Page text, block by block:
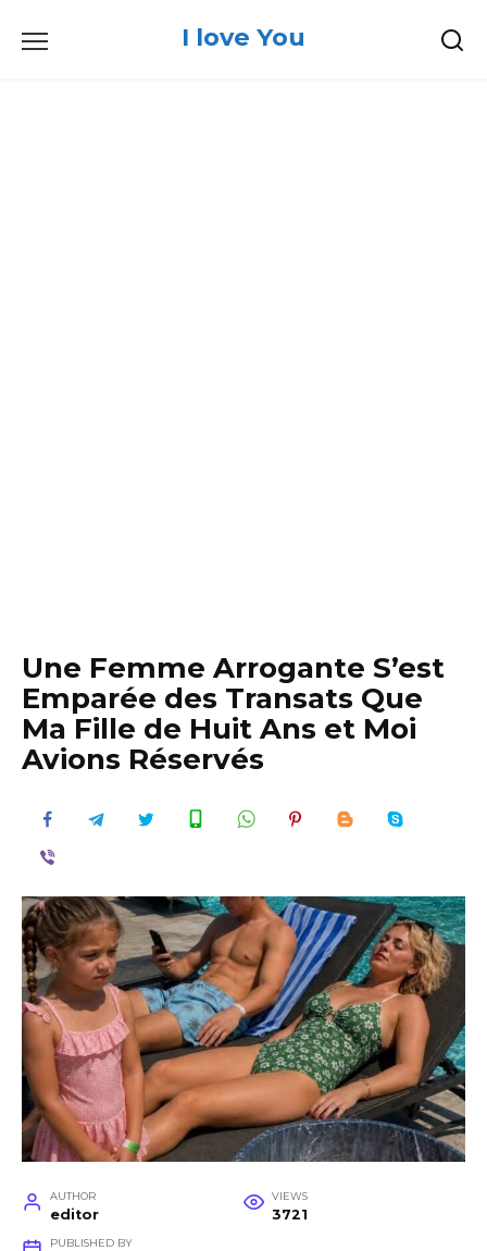
I love You
Une Femme Arrogante S’est
Emparée des Transats Que
Ma Fille de Huit Ans et Moi
Avions Réservés
AUTHOR
editor
VIEWS
3721
PUBLISHED BY